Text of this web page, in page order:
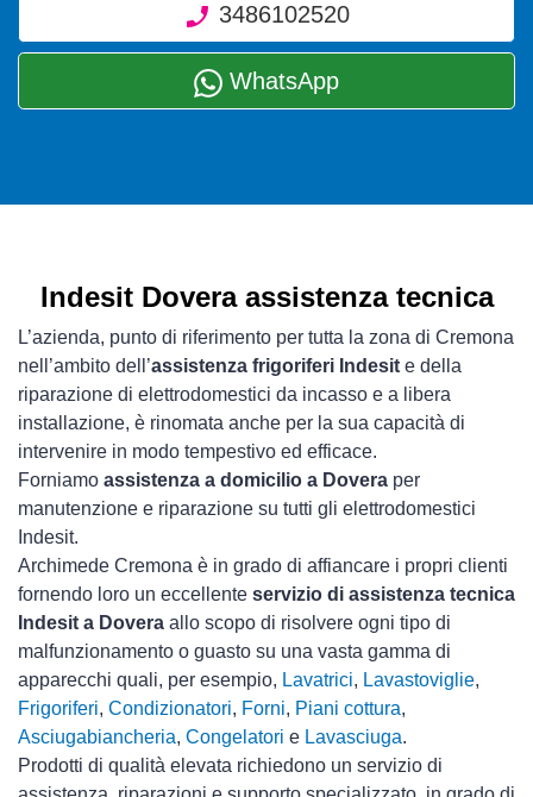
3486102520
WhatsApp
Indesit Dovera assistenza tecnica
L’azienda, punto di riferimento per tutta la zona di Cremona
nell’ambito dell’assistenza frigoriferi Indesit e della
riparazione di elettrodomestici da incasso e a libera
installazione, è rinomata anche per la sua capacità di
intervenire in modo tempestivo ed efficace.
Forniamo assistenza a domicilio a Dovera per
manutenzione e riparazione su tutti gli elettrodomestici
Indesit.
Archimede Cremona è in grado di affiancare i propri clienti
fornendo loro un eccellente servizio di assistenza tecnica
Indesit a Dovera allo scopo di risolvere ogni tipo di
malfunzionamento o guasto su una vasta gamma di
apparecchi quali, per esempio, Lavatrici, Lavastoviglie,
Frigoriferi, Condizionatori, Forni, Piani cottura,
Asciugabiancheria, Congelatori e Lavasciuga.
Prodotti di qualità elevata richiedono un servizio di